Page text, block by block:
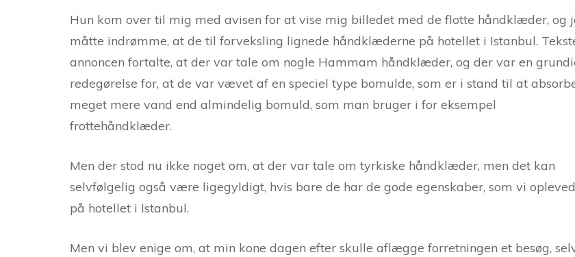
Hun kom over til mig med avisen for at vise mig billedet med de flotte håndklæder, og
måtte indrømme, at de til forveksling lignede håndklæderne på hotellet i Istanbul.
annoncen fortalte, at der var tale om nogle Hammam håndklæder, og der var en
redegørelse for, at de var vævet af en speciel type bomulde, som er i stand til at
meget mere vand end almindelig bomuld, som man bruger i for eksempel
frottehåndklæder.
Men der stod nu ikke noget om, at der var tale om tyrkiske håndklæder, men det kan
selvfølgelig også være ligegyldigt, hvis bare de har de gode egenskaber, som vi
på hotellet i Istanbul.
Men vi blev enige om, at min kone dagen efter skulle aflægge forretningen et besøg,